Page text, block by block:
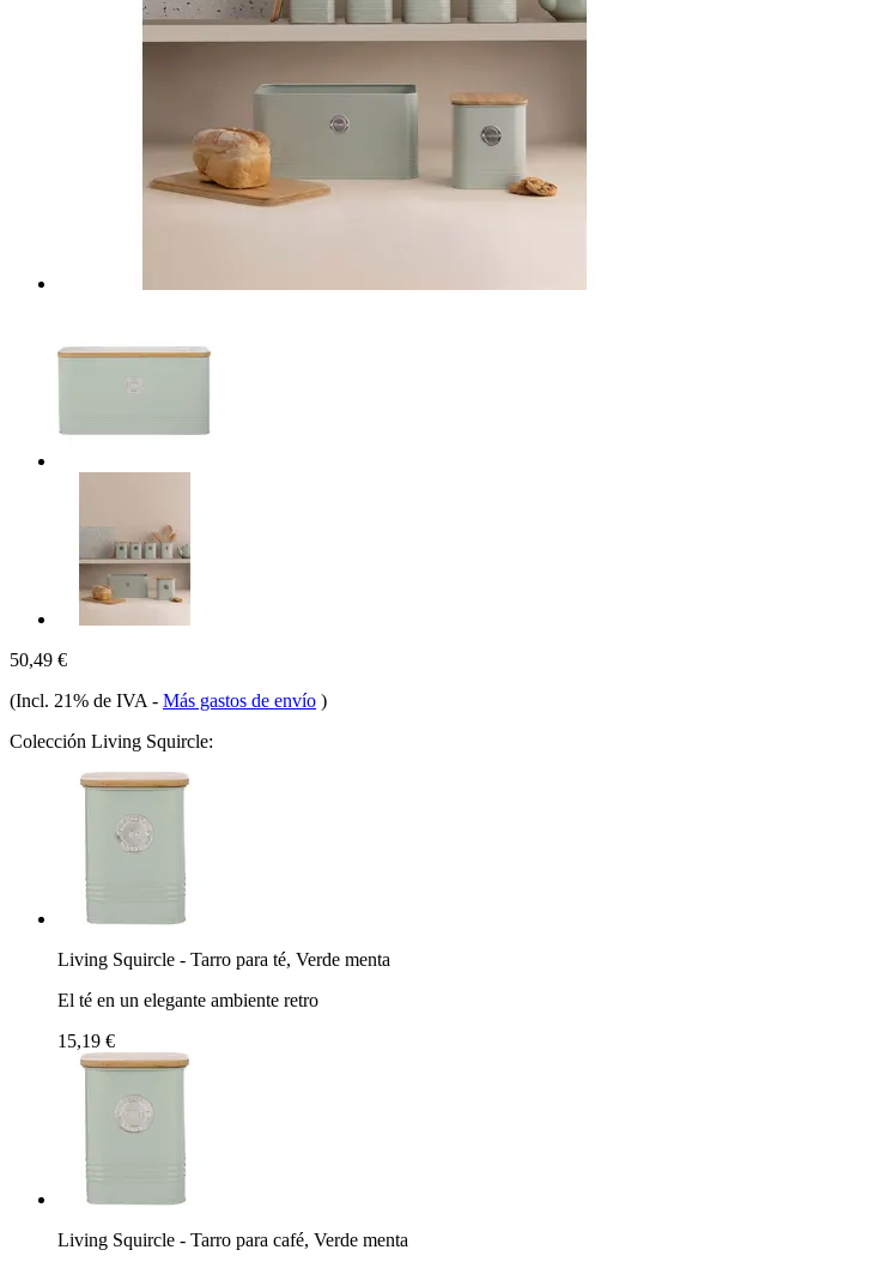
50,49 €
(Incl. 21% de IVA - Más gastos de envío )
Colección Living Squircle:
Living Squircle - Tarro para té, Verde menta
El té en un elegante ambiente retro
15,19 €
Living Squircle - Tarro para café, Verde menta